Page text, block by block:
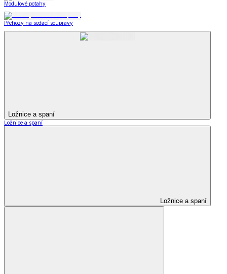
Modulové potahy
Přehozy na sedací soupravy
Ložnice a spaní
Ložnice a spaní
Ložnice a spaní